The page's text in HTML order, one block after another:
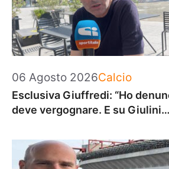
06 Agosto 2026Categorie
Calcio
Esclusiva Giuffredi: “Ho
deve vergognare. E su